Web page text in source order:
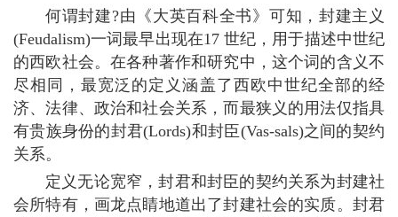
何谓封建?由《大英百科全书》可知，封建主义
(Feudalism)一词最早出现在17 世纪，用于描述中世纪
的西欧社会。在各种著作和研究中，这个词的含义不
尽相同，最宽泛的定义涵盖了西欧中世纪全部的经
济、法律、政治和社会关系，而最狭义的用法仅指具
有贵族身份的封君(Lords)和封臣(Vas-sals)之间的契约
关系。
定义无论宽窄，封君和封臣的契约关系为封建社
会所特有，画龙点睛地道出了封建社会的实质。封君